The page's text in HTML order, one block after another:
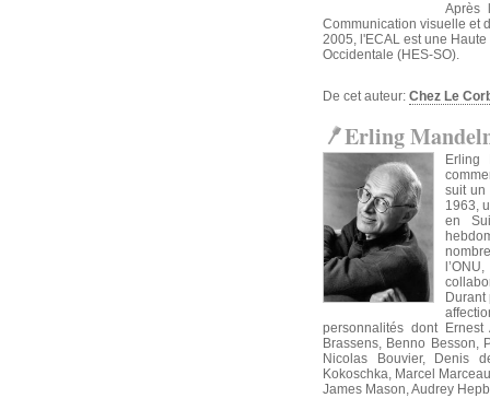
Après
Communication visuelle et
2005, l'ECAL est une
Occidentale (HES-SO).
De cet auteur: Chez Le
Erling
Erling
suit un
1963,
en
personnalités dont
Brassens, Benno Besson,
Nicolas Bouvier, Denis
Kokoschka, Marcel
James Mason, Audrey